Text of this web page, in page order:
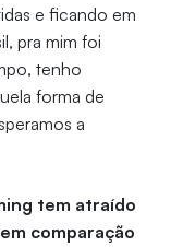
e ficando em
pra mim foi
tenho
forma de
a
tem atraído
comparação